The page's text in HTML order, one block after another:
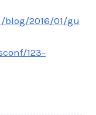
2016/01/gu
123-